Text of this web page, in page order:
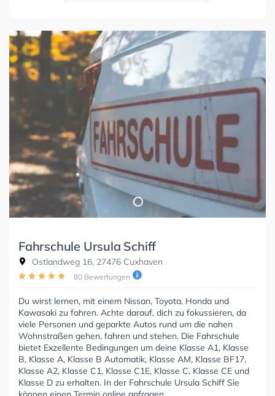
Fahrschule Ursula Schiff
Ostlandweg 16, 27476 Cuxhaven
80 Bewertungen
Du wirst lernen, mit einem Nissan, Toyota, Honda und
Kawasaki zu fahren. Achte darauf, dich zu fokussieren, da
viele Personen und geparkte Autos rund um die nahen
Wohnstraßen gehen, fahren und stehen. Die Fahrschule
bietet Exzellente Bedingungen um deine Klasse A1, Klasse
B, Klasse A, Klasse B Automatik, Klasse AM, Klasse BF17,
Klasse A2, Klasse C1, Klasse C1E, Klasse C, Klasse CE und
Klasse D zu erhalten. In der Fahrschule Ursula Schiff Sie